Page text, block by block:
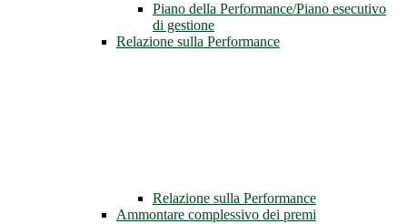
Piano della Performance/Piano esecutivo
di gestione
Relazione sulla Performance
Relazione sulla Performance
Ammontare complessivo dei premi